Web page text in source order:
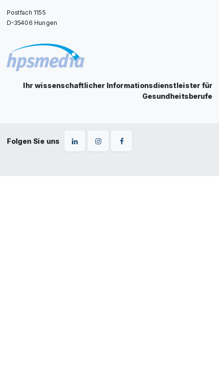
Postfach 1155
D-35406 Hungen
Ihr wissenschaftlicher Informationsdienstleister für
Gesundheitsberufe
Folgen Sie uns